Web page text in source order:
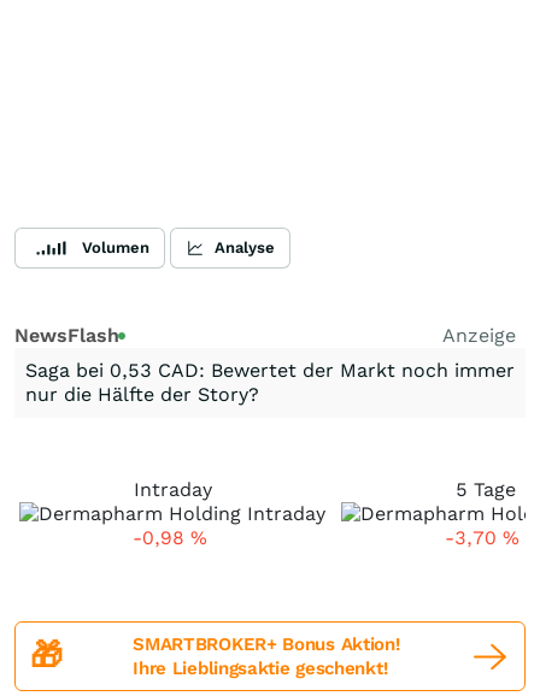
Volumen Analyse
NewsFlash
Anzeige
Saga bei 0,53 CAD: Bewertet der Markt noch immer
nur die Hälfte der Story?
Intraday
-0,98 %
5 Tage
-3,70 %
🎁
SMARTBROKER+ Bonus Aktion!
Ihre Lieblingsaktie geschenkt!